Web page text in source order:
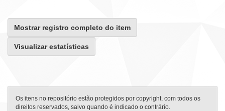
Mostrar registro completo do item
Visualizar estatísticas
Os itens no repositório estão protegidos por copyright, com todos os
direitos reservados, salvo quando é indicado o contrário.